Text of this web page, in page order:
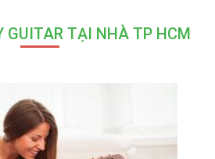
GUITAR TẠI NHÀ TP HCM